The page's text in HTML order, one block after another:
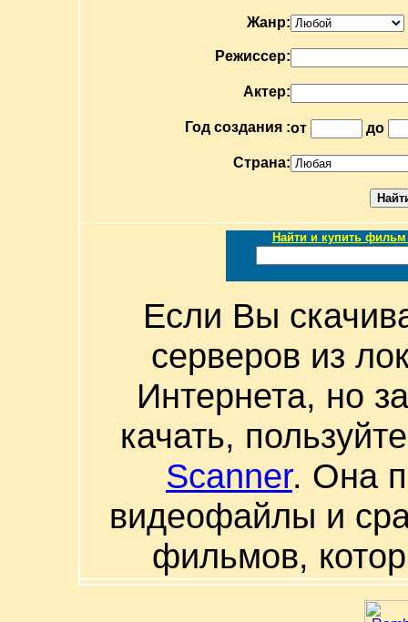
Жанр:
Режиссер:
Актер:
Год создания :от до
Страна:
Найти и купить фильм
Если Вы
серверов из
Интернета, но
качать,
Scanner. Она
видеофайлы и
фильмов,